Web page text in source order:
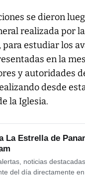
se dieron
realizada por
estudiar los
en la
y autoridades
desde
la Iglesia.
La Estrella de
noticias
del día directamente